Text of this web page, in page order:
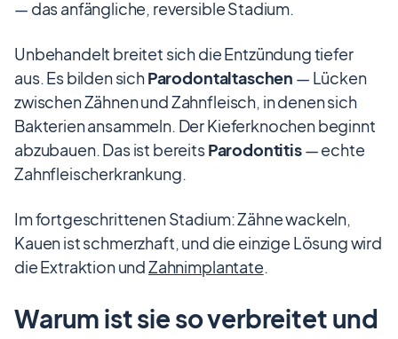
— das anfängliche, reversible Stadium.
Unbehandelt breitet sich die Entzündung tiefer
aus. Es bilden sichParodontaltaschen — Lücken
zwischen Zähnen und Zahnfleisch, in denen sich
Bakterien ansammeln. Der Kieferknochen beginnt
abzubauen. Das ist bereitsParodontitis— echte
Zahnfleischerkrankung.
Im fortgeschrittenen Stadium: Zähne wackeln,
Kauen ist schmerzhaft, und die einzige Lösung wird
die Extraktion undZahnimplantate.
Warum ist sie so verbreitet und